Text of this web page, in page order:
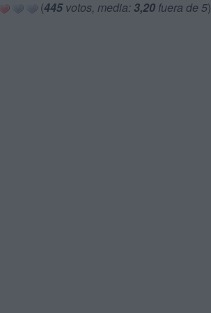
(445votos, media: 3,20 fuera de 5)